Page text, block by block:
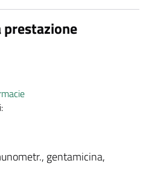
prestazione
gentamicina,